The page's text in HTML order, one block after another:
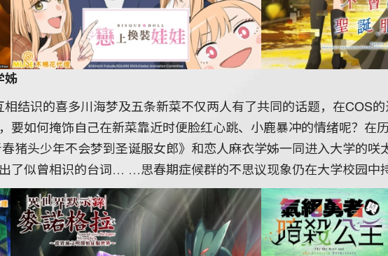
姊
相结识的喜多川海梦及五条新菜不仅两人有了共同的话题，在COS
要如何掩饰自己在新菜靠近时便脸红心跳、小鹿暴冲的情绪呢？在
猪头少年不会梦到圣诞服女郎》和恋人麻衣学姊一同进入大学的咲
了似曾相识的台词… …思春期症候群的不思议现象仍在大学校园中